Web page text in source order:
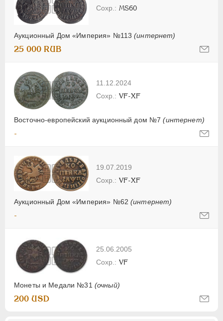
Аукционный Дом «Империя» №113(интернет)
MS60
25 000 RUB
11.12.2024
Восточно-европейский аукционный дом №7(интернет)
VF-XF
-
19.07.2019
Аукционный Дом «Империя» №62(интернет)
VF-XF
-
25.06.2005
Монеты и Медали №31 (очный)
VF
200 USD